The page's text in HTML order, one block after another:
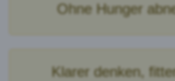
Ohne Hunger
Klarer denken,